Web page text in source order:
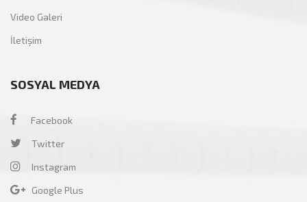
Video Galeri
İletişim
SOSYAL MEDYA
Facebook
Twitter
Instagram
Google Plus